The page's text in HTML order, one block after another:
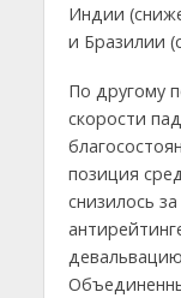
Индии
и Бразилии
По другому
скорости
позиция
снизилось